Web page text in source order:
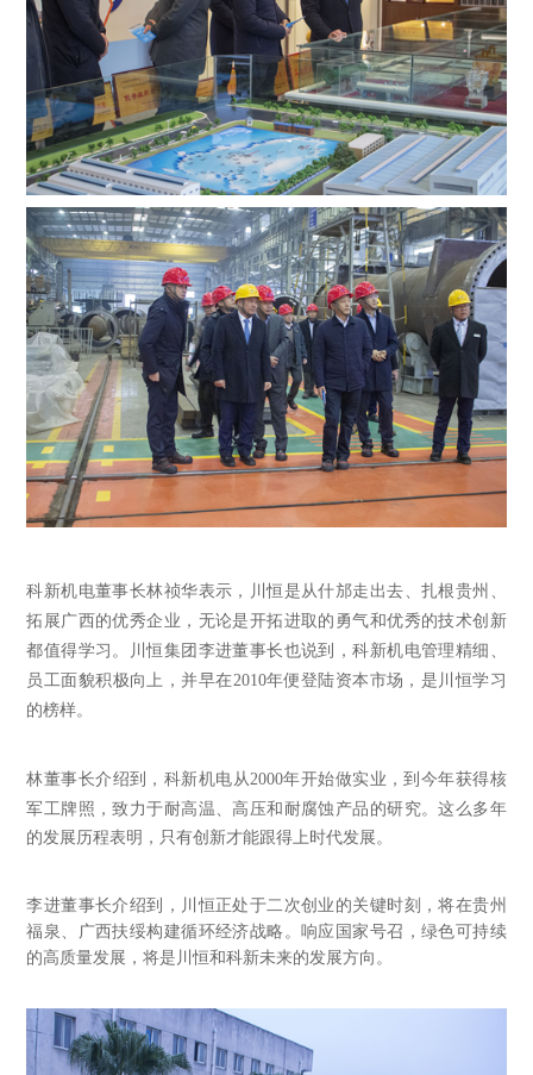
科新机电董事长林祯华表示，川恒是从什邡走出去、扎根贵州、
拓展广西的优秀企业，无论是开拓进取的勇气和优秀的技术创新
都值得学习。川恒集团李进董事长也说到，科新机电管理精细、
员工面貌积极向上，并早在2010年便登陆资本市场，是川恒学习
的榜样。
林董事长介绍到，科新机电从 2000年开始做实业，到今年获得核
军工牌照，致力于耐高温、高压和耐腐蚀产品的研究。这么多年
的发展历程表明，只有创新才能跟得上时代发展。
李进董事长介绍到，川恒正处于二次创业的关键时刻，将在贵州
福泉、广西扶绥构建循环经济战略。响应国家号召，绿色可持续
的高质量发展，将是川恒和科新未来的发展方向。